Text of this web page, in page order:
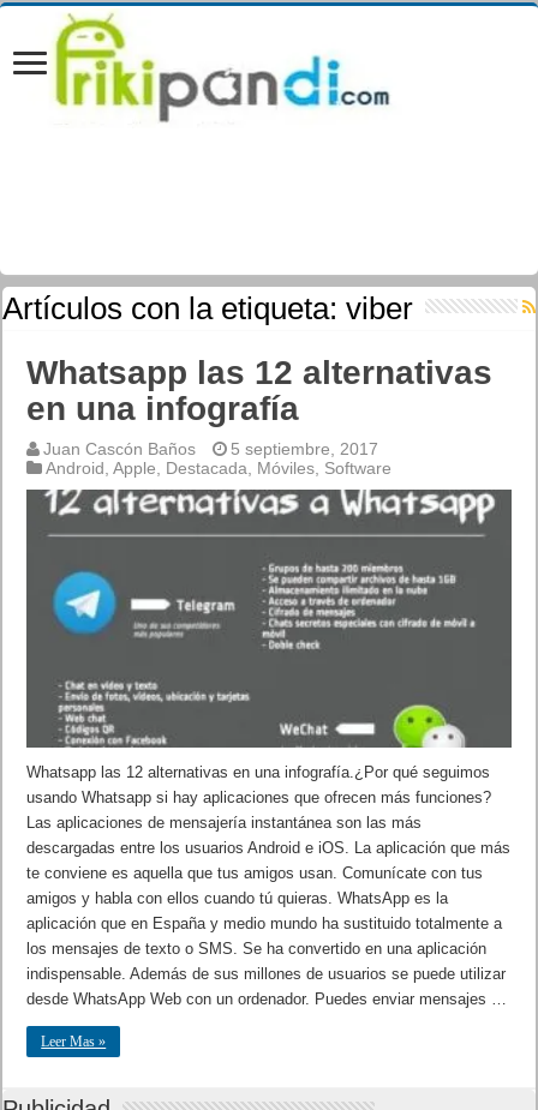
Artículos con la etiqueta:viber
Whatsapp las 12 alternativas
en una infografía
Juan Cascón Baños
5 septiembre, 2017
Android ,Apple Destacada Móviles Software
Whatsapp las 12 alternativas en una infografía.¿Por qué seguimos
usando Whatsapp si hay aplicaciones que ofrecen más funciones?
Las aplicaciones de mensajería instantánea son las más
descargadas entre los usuarios Android e iOS. La aplicación que más
te conviene es aquella que tus amigos usan. Comunícate con tus
amigos y habla con ellos cuando tú quieras. WhatsApp es la
aplicación que en España y medio mundo ha sustituido totalmente a
los mensajes de texto o SMS. Se ha convertido en una aplicación
indispensable. Además de sus millones de usuarios se puede utilizar
desde WhatsApp Web con un ordenador. Puedes enviar mensajes …
Leer Mas »